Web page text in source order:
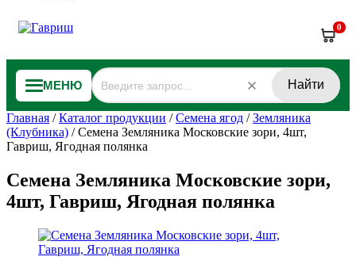
0
МЕНЮ Найти
Главная /Каталог продукции /Семена ягод /Земляника
(Клубника) /Семена Земляника Московские зори, 4шт,
Гавриш, Ягодная полянка
Семена Земляника Московские зори,
4шт, Гавриш, Ягодная полянка